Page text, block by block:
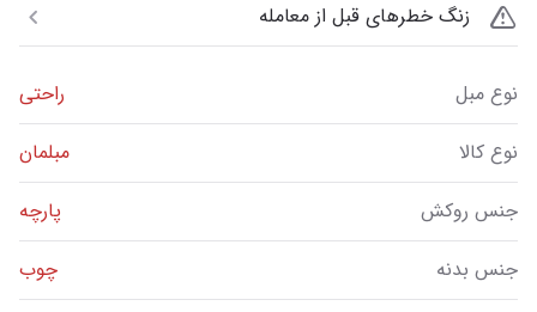
زنگ خطرهای قبل از معامله
نوع مبل
راحتی
نوع کالا
مبلمان
جنس روکش
پارچه
جنس بدنه
چوب